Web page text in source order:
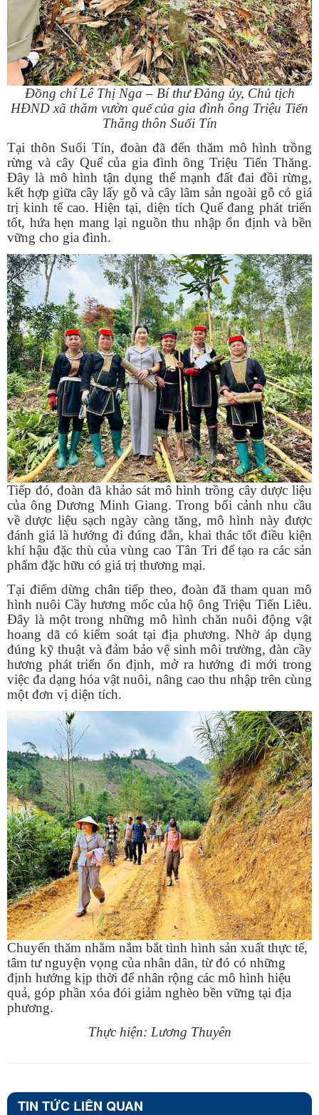
Đồng chí Lê Thị Nga – Bí thư Đảng ủy, Chủ tịch
HĐND xã thăm vườn quếcủa gia đình ông Triệu Tiến
Thăng thôn Suối Tín
Tại thôn Suối Tín, đoàn đã đến thăm mô hình trồng
rừng và cây Quế của gia đình ông Triệu Tiến Thăng.
Đây là mô hình tận dụng thế mạnh đất đai đồi rừng,
kết hợp giữa cây lấy gỗ và cây lâm sản ngoài gỗ có giá
trị kinh tế cao. Hiện tại, diện tích Quế đang phát triển
tốt, hứa hẹn mang lại nguồn thu nhập ổn định và bền
vững cho gia đình.
Tiếp đó, đoàn đã khảo sát mô hình trồng cây dược liệu
của ông Dương Minh Giang. Trong bối cảnh nhu cầu
về dược liệu sạch ngày càng tăng, mô hình này được
đánh giá là hướng đi đúng đắn, khai thác tốt điều kiện
khí hậu đặc thù của vùng cao Tân Tri để tạo ra các sản
phẩm đặc hữu có giá trị thương mại.
Tại điểm dừng chân tiếp theo, đoàn đã tham quan mô
hình nuôi Cầy hương mốc của hộ ông Triệu Tiến Liêu.
Đây là một trong những mô hình chăn nuôi động vật
hoang dã có kiểm soát tại địa phương. Nhờ áp dụng
đúng kỹ thuật và đảm bảo vệ sinh môi trường, đàn cầy
hương phát triển ổn định, mở ra hướng đi mới trong
việc đa dạng hóa vật nuôi, nâng cao thu nhập trên cùng
một đơn vị diện tích.
Chuyến thăm nhằm nắm bắt tình hình sản xuất thực tế,
tâm tư nguyện vọng của nhân dân, từ đó có những
định hướng kịp thời để nhân rộng các mô hình hiệu
quả, góp phần xóa đói giảm nghèo bền vững tại địa
phương.
Thực hiện: Lương Thuyên
TIN TỨC LIÊN QUAN